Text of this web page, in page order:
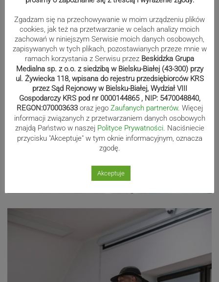
Zgadzam się na przechowywanie w moim urządzeniu plików
cookies, jak też na przetwarzanie w celach analizy moich
zachowań w niniejszym Serwisie moich danych osobowych,
zapisywanych w tych plikach, pozostawianych przeze mnie w
ramach korzystania z Serwisu przez Beskidzka Grupa
Medialna sp. z o.o. z siedzibą w Bielsku-Białej (43-300) przy
ul. Żywiecka 118, wpisana do rejestru przedsiębiorców KRS
przez Sąd Rejonowy w Bielsku-Białej, Wydział VIII
Gospodarczy KRS pod nr 0000144865 , NIP: 5470048840,
REGON:070003633 oraz jego Zaufanych partnerów. Więcej
informacji związanych z przetwarzaniem danych osobowych
znajdą Państwo w naszej Polityce Prywatności. Naciśniecie
przycisku "Akceptuje" w tym oknie informacyjnym, oznacza
zgodę.
Akceptuje